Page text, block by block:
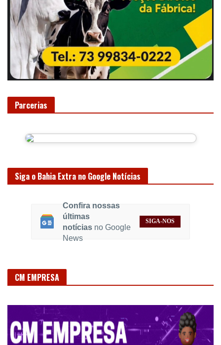
Parcerias
Siga o Bahia Extra no Google Notícias